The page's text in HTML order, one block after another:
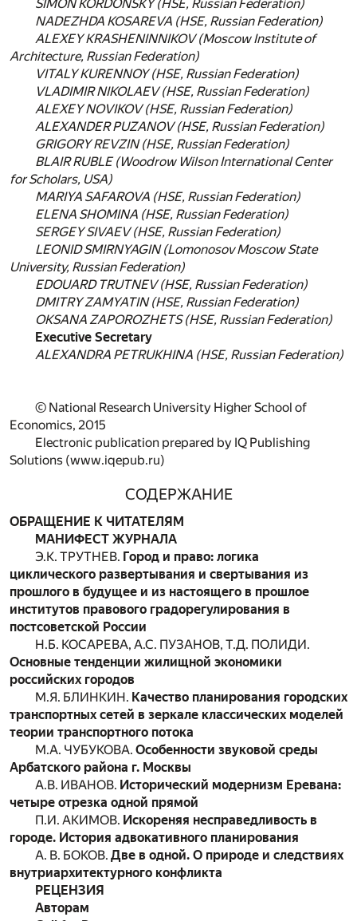
SIMON KORDONSKY (HSE, Russian Federation)
NADEZHDA KOSAREVA (HSE, Russian Federation)
ALEXEY KRASHENINNIKOV (Moscow Institute of
Architecture, Russian Federation)
VITALY KURENNOY (HSE, Russian Federation)
VLADIMIR NIKOLAEV (HSE, Russian Federation)
ALEXEY NOVIKOV (HSE, Russian Federation)
ALEXANDER PUZANOV (HSE, Russian Federation)
GRIGORY REVZIN (HSE, Russian Federation)
BLAIR RUBLE (Woodrow Wilson International Center
for Scholars, USA)
MARIYA SAFAROVA (HSE, Russian Federation)
ELENA SHOMINA (HSE, Russian Federation)
SERGEY SIVAEV (HSE, Russian Federation)
LEONID SMIRNYAGIN (Lomonosov Moscow State
University, Russian Federation)
EDOUARD TRUTNEV (HSE, Russian Federation)
DMITRY ZAMYATIN (HSE, Russian Federation)
OKSANA ZAPOROZHETS (HSE, Russian Federation)
Executive Secretary
ALEXANDRA PETRUKHINA (HSE, Russian Federation)
© National Research University Higher School of
Economics, 2015
Electronic publication prepared by IQ Publishing
Solutions (www.iqepub.ru)
СОДЕРЖАНИЕ
ОБРАЩЕНИЕ К ЧИТАТЕЛЯМ
МАНИФЕСТ ЖУРНАЛА
Э.К. ТРУТНЕВ. Город и право: логика
циклического развертывания и свертывания из
прошлого в будущее и из настоящего в прошлое
институтов правового градорегулирования в
постсоветской России
Н.Б. КОСАРЕВА, А.С. ПУЗАНОВ, Т.Д. ПОЛИДИ.
Основные тенденции жилищной экономики
российских городов
М.Я. БЛИНКИН. Качество планирования городских
транспортных сетей в зеркале классических моделей
теории транспортного потока
М.А. ЧУБУКОВА. Особенности звуковой среды
Арбатского района г. Москвы
А.В. ИВАНОВ. Исторический модернизм Еревана:
четыре отрезка одной прямой
П.И. АКИМОВ. Искореняя несправедливость в
городе. История адвокативного планирования
А. В. БОКОВ. Две в одной. О природе и следствиях
внутриархитектурного конфликта
РЕЦЕНЗИЯ
Авторам